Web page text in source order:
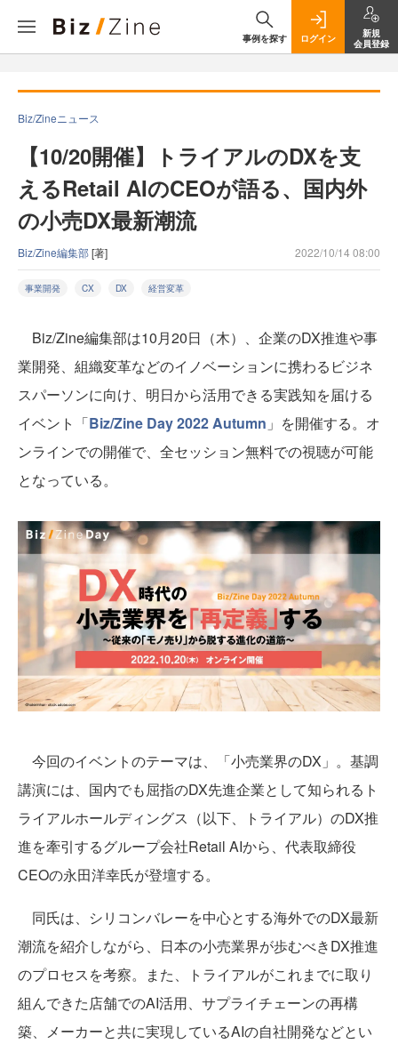
事例を探す ログイン
新規
会員登録
Biz/Zineニュース
【10/20開催】トライアルのDXを支
えるRetail AIのCEOが語る、国内外
の小売DX最新潮流
Biz/Zine編集部[著] 2022/10/14 08:00
事業開発 CX DX 経営変革
Biz/Zine編集部は10月20日（木）、企業のDX推進や事
業開発、組織変革などのイノベーションに携わるビジネ
スパーソンに向け、明日から活用できる実践知を届ける
イベント「Biz/Zine Day 2022 Autumn 」を開催する。オ
ンラインでの開催で、全セッション無料での視聴が可能
となっている。
今回のイベントのテーマは、「小売業界のDX」。基調
講演には、国内でも屈指のDX先進企業として知られるト
ライアルホールディングス（以下、トライアル）のDX推
進を牽引するグループ会社Retail AIから、代表取締役
CEOの永田洋幸氏が登壇する。
同氏は、シリコンバレーを中心とする海外でのDX最新
潮流を紹介しながら、日本の小売業界が歩むべきDX推進
のプロセスを考察。また、トライアルがこれまでに取り
組んできた店舗でのAI活用、サプライチェーンの再構
築、メーカーと共に実現しているAIの自社開発などとい